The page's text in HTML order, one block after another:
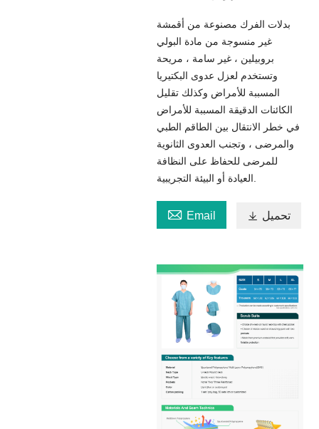
بدلات الفرك مصنوعة من أقمشة
غير منسوجة من مادة البولي
بروبيلين ، غير سامة ، مريحة
وتستخدم لعزل عدوى البكتيريا
المسببة للأمراض وكذلك تقليل
الكائنات الدقيقة المسببة للأمراض
في خطر الانتقال بين الطاقم الطبي
والمرضى ، وتجنب العدوى الثانوية
للمرضى للحفاظ على النظافة
 Email  تحميل